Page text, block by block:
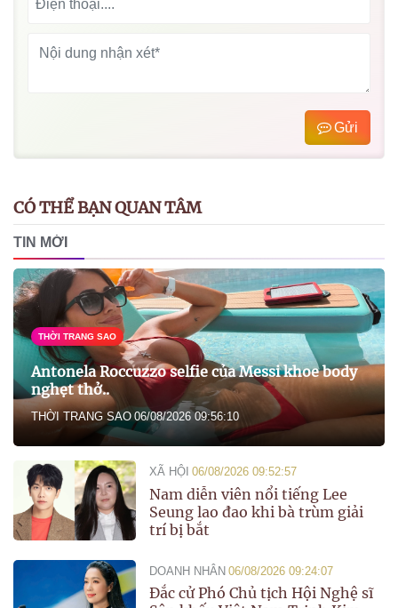
Gửi
CÓ THỂ BẠN QUAN TÂM
TIN MỚI
THỜI TRANG SAO
Antonela Roccuzzo selfie của Messi khoe body
nghẹt thở..
THỜI TRANG SAO 06/08/2026 09:56:10
XÃ HỘI 06/08/2026 09:52:57
Nam diễn viên nổi tiếng Lee
Seung lao đao khi bà trùm giải
trí bị bắt
DOANH NHÂN 06/08/2026 09:24:07
Đắc cử Phó Chủ tịch Hội Nghệ sĩ